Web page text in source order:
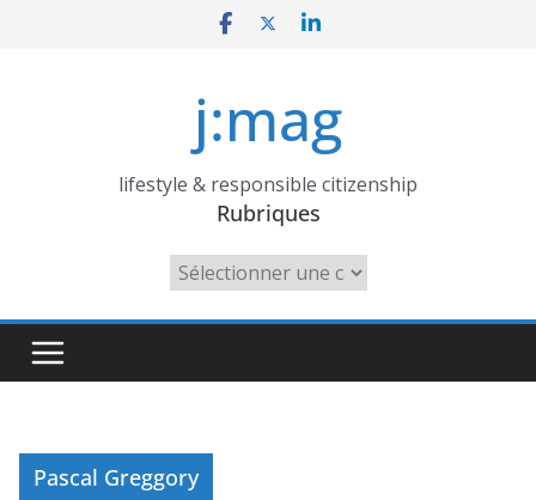
j:mag
lifestyle & responsible citizenship
Rubriques
Rubriques
Pascal Greggory